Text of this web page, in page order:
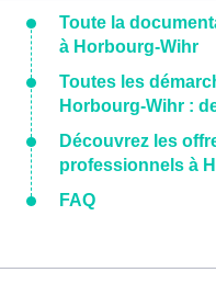
Toute la
à Horbourg-Wihr
Toutes les
Horbourg-Wihr :
Découvrez les
professionnels à
FAQ